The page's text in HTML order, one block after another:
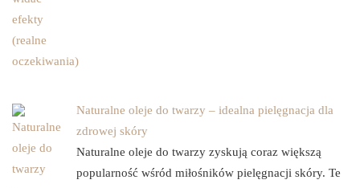
Naturalne oleje do twarzy – idealna pielęgnacja dla
zdrowej skóry
Naturalne oleje do twarzy zyskują coraz większą
popularność wśród miłośników pielęgnacji skóry. Te